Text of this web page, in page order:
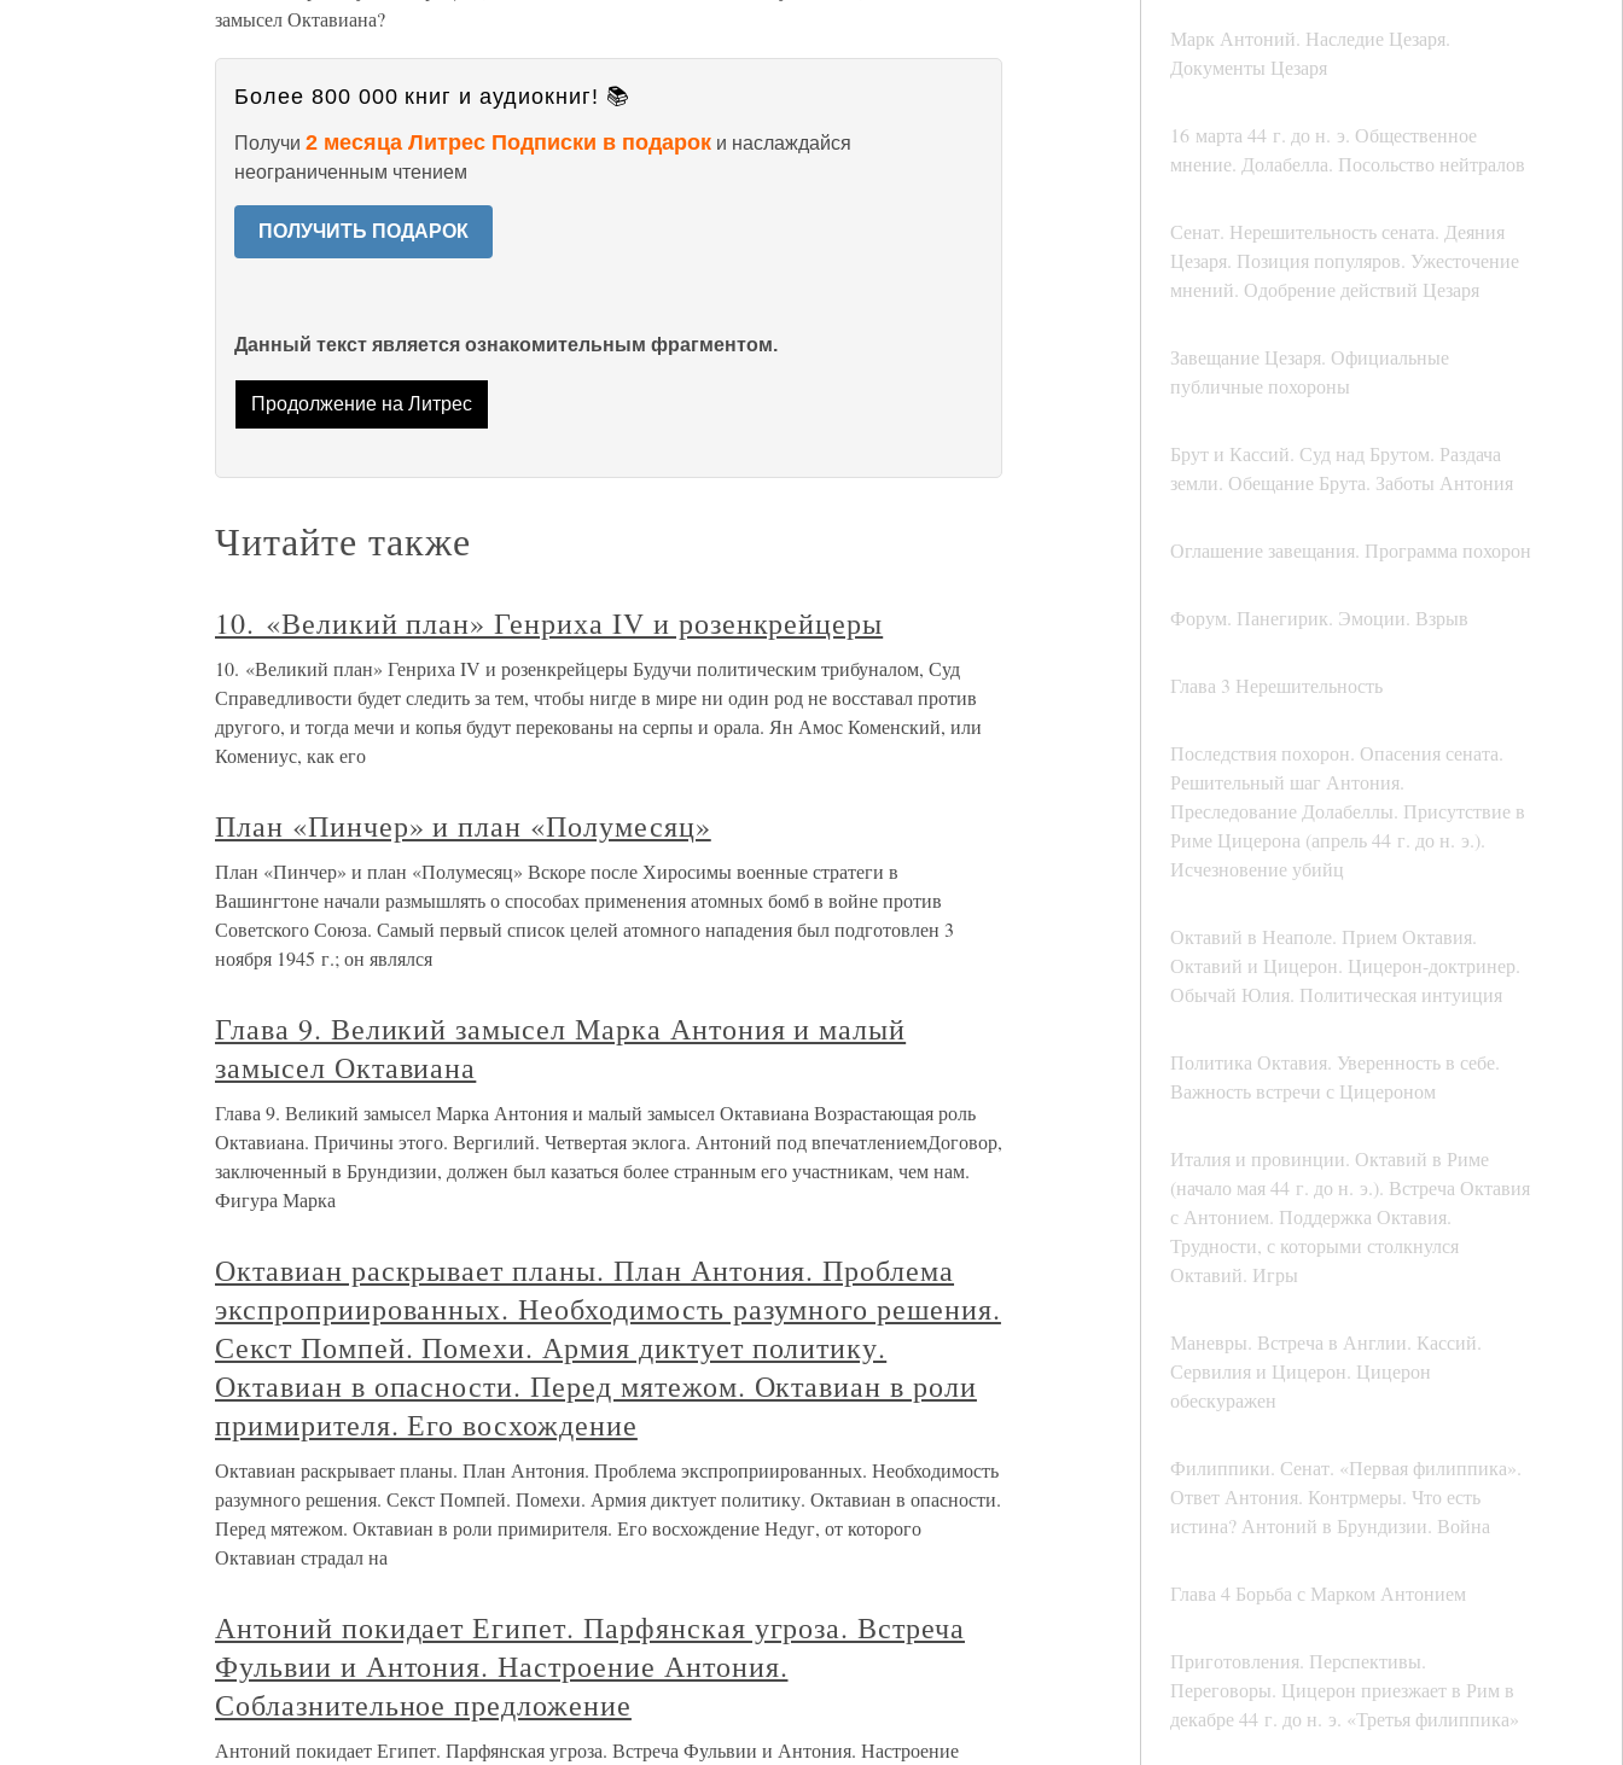
Марк Антоний. Наследие Цезаря.
Документы Цезаря
16 марта 44 г. до н. э. Общественное
мнение. Долабелла. Посольство нейтралов
Сенат. Нерешительность сената. Деяния
Цезаря. Позиция популяров. Ужесточение
мнений. Одобрение действий Цезаря
Завещание Цезаря. Официальные
публичные похороны
Брут и Кассий. Суд над Брутом. Раздача
земли. Обещание Брута. Заботы Антония
Оглашение завещания. Программа похорон
Форум. Панегирик. Эмоции. Взрыв
Глава 3 Нерешительность
Последствия похорон. Опасения сената.
Решительный шаг Антония.
Преследование Долабеллы. Присутствие в
Риме Цицерона (апрель 44 г. до н. э.).
Исчезновение убийц
Октавий в Неаполе. Прием Октавия.
Октавий и Цицерон. Цицерон-доктринер.
Обычай Юлия. Политическая интуиция
Политика Октавия. Уверенность в себе.
Важность встречи с Цицероном
Италия и провинции. Октавий в Риме
(начало мая 44 г. до н. э.). Встреча Октавия
с Антонием. Поддержка Октавия.
Трудности, с которыми столкнулся
Октавий. Игры
Маневры. Встреча в Англии. Кассий.
Сервилия и Цицерон. Цицерон
обескуражен
Филиппики. Сенат. «Первая филиппика».
Ответ Антония. Контрмеры. Что есть
истина? Антоний в Брундизии. Война
Глава 4 Борьба с Марком Антонием
Приготовления. Перспективы.
Переговоры. Цицерон приезжает в Рим в
декабре 44 г. до н. э. «Третья филиппика»
замысел Октавиана?
Более 800 000 книг и аудиокниг! 📚
Получи 2 месяца Литрес Подписки в подарок и наслаждайся
неограниченным чтением
ПОЛУЧИТЬ ПОДАРОК
Данный текст является ознакомительным фрагментом.
Продолжение на Литрес
Читайте также
10. «Великий план» Генриха IV и розенкрейцеры
10. «Великий план» Генриха IV и розенкрейцеры Будучи политическим трибуналом, Суд
Справедливости будет следить за тем, чтобы нигде в мире ни один род не восставал против
другого, и тогда мечи и копья будут перекованы на серпы и орала. Ян Амос Коменский, или
Комениус, как его
План «Пинчер» и план «Полумесяц»
План «Пинчер» и план «Полумесяц» Вскоре после Хиросимы военные стратеги в
Вашингтоне начали размышлять о способах применения атомных бомб в войне против
Советского Союза. Самый первый список целей атомного нападения был подготовлен 3
ноября 1945 г.; он являлся
Глава 9. Великий замысел Марка Антония и малый
замысел Октавиана
Глава 9. Великий замысел Марка Антония и малый замысел Октавиана Возрастающая роль
Октавиана. Причины этого. Вергилий. Четвертая эклога. Антоний под впечатлениемДоговор,
заключенный в Брундизии, должен был казаться более странным его участникам, чем нам.
Фигура Марка
Октавиан раскрывает планы. План Антония. Проблема
экспроприированных. Необходимость разумного решения.
Секст Помпей. Помехи. Армия диктует политику.
Октавиан в опасности. Перед мятежом. Октавиан в роли
примирителя. Его восхождение
Октавиан раскрывает планы. План Антония. Проблема экспроприированных. Необходимость
разумного решения. Секст Помпей. Помехи. Армия диктует политику. Октавиан в опасности.
Перед мятежом. Октавиан в роли примирителя. Его восхождение Недуг, от которого
Октавиан страдал на
Антоний покидает Египет. Парфянская угроза. Встреча
Фульвии и Антония. Настроение Антония.
Соблазнительное предложение
Антоний покидает Египет. Парфянская угроза. Встреча Фульвии и Антония. Настроение